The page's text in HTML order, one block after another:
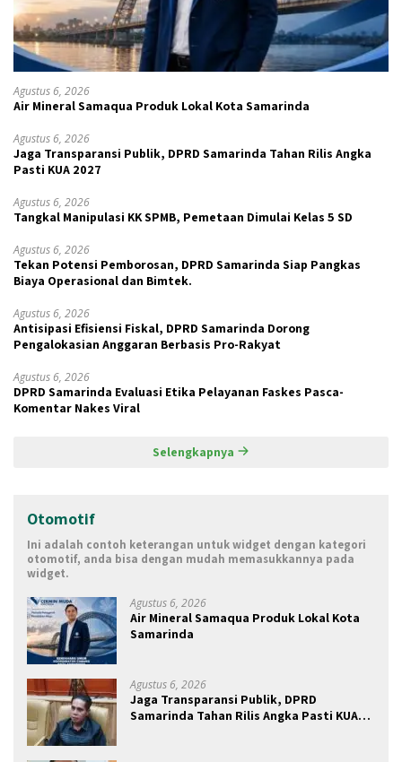
Agustus 6, 2026
Air Mineral Samaqua Produk Lokal Kota Samarinda
Agustus 6, 2026
Jaga Transparansi Publik, DPRD Samarinda Tahan Rilis Angka
Pasti KUA 2027
Agustus 6, 2026
Tangkal Manipulasi KK SPMB, Pemetaan Dimulai Kelas 5 SD
Agustus 6, 2026
Tekan Potensi Pemborosan, DPRD Samarinda Siap Pangkas
Biaya Operasional dan Bimtek.
Agustus 6, 2026
Antisipasi Efisiensi Fiskal, DPRD Samarinda Dorong
Pengalokasian Anggaran Berbasis Pro-Rakyat
Agustus 6, 2026
DPRD Samarinda Evaluasi Etika Pelayanan Faskes Pasca-
Komentar Nakes Viral
Selengkapnya
Otomotif
Ini adalah contoh keterangan untuk widget dengan kategori
otomotif, anda bisa dengan mudah memasukkannya pada
widget.
Agustus 6, 2026
Air Mineral Samaqua Produk Lokal Kota
Samarinda
Agustus 6, 2026
Jaga Transparansi Publik, DPRD
Samarinda Tahan Rilis Angka Pasti KUA